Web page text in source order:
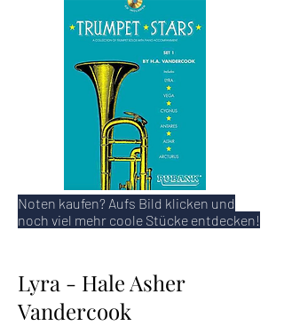
Noten kaufen? Aufs Bild klicken und
noch viel mehr coole Stücke entdecken!
Lyra - Hale Asher
Vandercook